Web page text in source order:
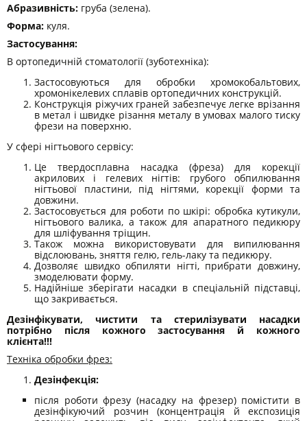
Абразивність: груба (зелена).
Форма: куля.
Застосування:
В ортопедичній стоматології (зуботехніка):
Застосовуються для обробки хромокобальтових,
хромонікелевих сплавів ортопедичних конструкцій.
Конструкція ріжучих граней забезпечує легке врізання
в метал і швидке різання металу в умовах малого тиску
фрези на поверхню.
У сфері нігтьового сервісу:
Це твердосплавна насадка (фреза) для корекції
акрилових і гелевих нігтів: грубого обпилювання
нігтьової пластини, під нігтями, корекції форми та
довжини.
Застосовується для роботи по шкірі: обробка кутикули,
нігтьового валика, а також для апаратного педикюру
для шліфування тріщин.
Також можна використовувати для випилювання
відслоювань, зняття гелю, гель-лаку та педикюру.
Дозволяє швидко обпиляти нігті, прибрати довжину,
змоделювати форму.
Надійніше зберігати насадки в спеціальній підставці,
що закривається.
Дезінфікувати, чистити та стерилізувати насадки
потрібно після кожного застосування й кожного
клієнта!!!
Техніка обробки фрез:
Дезінфекція:
після роботи фрезу (насадку на фрезер) помістити в
дезінфікуючий розчин (концентрація й експозиція